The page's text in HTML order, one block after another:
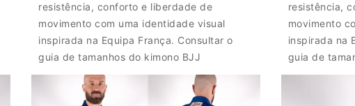
resistência, conforto e liberdade de
movimento com uma identidade visual
inspirada na Equipa França. Consultar o
guia de tamanhos do kimono BJJ
resistência,
movimento
inspirada na
guia de